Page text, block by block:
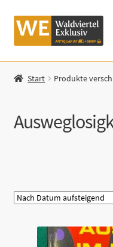
Zur
Navigation
Zum
Inhalt
Startseite
Mein Konto
Zur Waldviertel
Start Produkte